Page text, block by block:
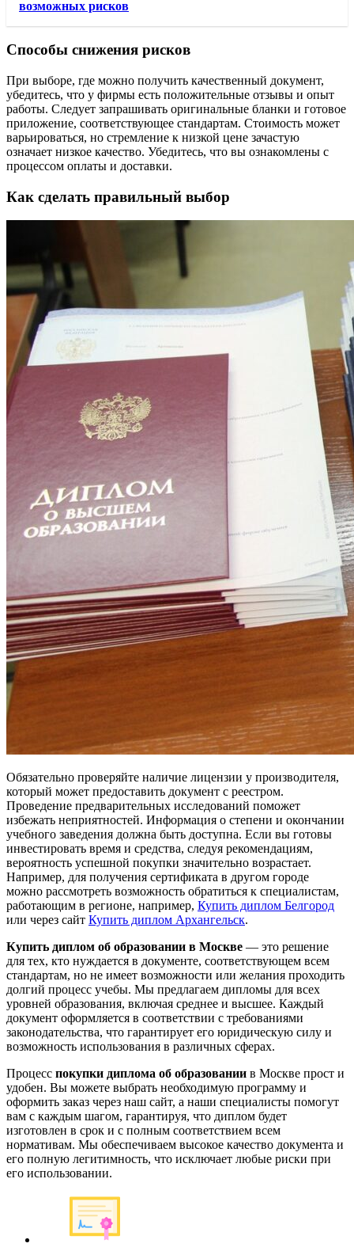
возможных рисков
Способы снижения рисков
При выборе, где можно получить качественный документ,
убедитесь, что у фирмы есть положительные отзывы и опыт
работы. Следует запрашивать оригинальные бланки и готовое
приложение, соответствующее стандартам. Стоимость может
варьироваться, но стремление к низкой цене зачастую
означает низкое качество. Убедитесь, что вы ознакомлены с
процессом оплаты и доставки.
Как сделать правильный выбор
Обязательно проверяйте наличие лицензии у производителя,
который может предоставить документ с реестром.
Проведение предварительных исследований поможет
избежать неприятностей. Информация о степени и окончании
учебного заведения должна быть доступна. Если вы готовы
инвестировать время и средства, следуя рекомендациям,
вероятность успешной покупки значительно возрастает.
Например, для получения сертификата в другом городе
можно рассмотреть возможность обратиться к специалистам,
работающим в регионе, например, Купить диплом Белгород
или через сайт Купить диплом Архангельск.
Купить диплом об образовании в Москве — это решение
для тех, кто нуждается в документе, соответствующем всем
стандартам, но не имеет возможности или желания проходить
долгий процесс учебы. Мы предлагаем дипломы для всех
уровней образования, включая среднее и высшее. Каждый
документ оформляется в соответствии с требованиями
законодательства, что гарантирует его юридическую силу и
возможность использования в различных сферах.
Процесс покупки диплома об образовании в Москве прост и
удобен. Вы можете выбрать необходимую программу и
оформить заказ через наш сайт, а наши специалисты помогут
вам с каждым шагом, гарантируя, что диплом будет
изготовлен в срок и с полным соответствием всем
нормативам. Мы обеспечиваем высокое качество документа и
его полную легитимность, что исключает любые риски при
его использовании.